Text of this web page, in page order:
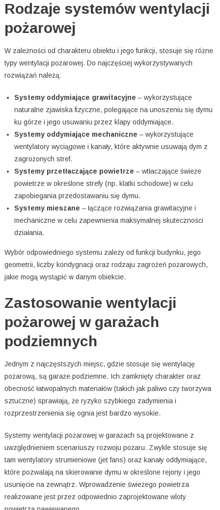
Rodzaje systemów wentylacji
pożarowej
W zależności od charakteru obiektu i jego funkcji, stosuje się różne
typy wentylacji pożarowej. Do najczęściej wykorzystywanych
rozwiązań należą:
Systemy oddymiające grawitacyjne – wykorzystujące
naturalne zjawiska fizyczne, polegające na unoszeniu się dymu
ku górze i jego usuwaniu przez klapy oddymiające.
Systemy oddymiające mechaniczne – wykorzystujące
wentylatory wyciągowe i kanały, które aktywnie usuwają dym z
zagrożonych stref.
Systemy przetłaczające powietrze – wtłaczające świeże
powietrze w określone strefy (np. klatki schodowe) w celu
zapobiegania przedostawaniu się dymu.
Systemy mieszane – łączące rozwiązania grawitacyjne i
mechaniczne w celu zapewnienia maksymalnej skuteczności
działania.
Wybór odpowiedniego systemu zależy od funkcji budynku, jego
geometrii, liczby kondygnacji oraz rodzaju zagrożeń pożarowych,
jakie mogą wystąpić w danym obiekcie.
Zastosowanie wentylacji
pożarowej w garażach
podziemnych
Jednym z najczęstszych miejsc, gdzie stosuje się wentylację
pożarową, są garaże podziemne. Ich zamknięty charakter oraz
obecność łatwopalnych materiałów (takich jak paliwo czy tworzywa
sztuczne) sprawiają, że ryzyko szybkiego zadymienia i
rozprzestrzenienia się ognia jest bardzo wysokie.
Systemy wentylacji pożarowej w garażach są projektowane z
uwzględnieniem scenariuszy rozwoju pożaru. Zwykle stosuje się
tam wentylatory strumieniowe (jet fans) oraz kanały oddymiające,
które pozwalają na skierowanie dymu w określone rejony i jego
usunięcie na zewnątrz. Wprowadzenie świeżego powietrza
realizowane jest przez odpowiednio zaprojektowane wloty